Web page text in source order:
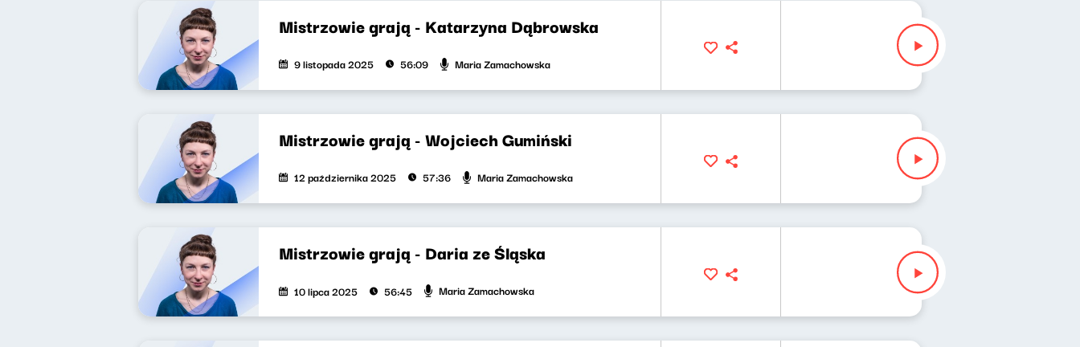
Mistrzowie grają - Katarzyna Dąbrowska
9 listopada 2025 56:09 Maria Zamachowska
Mistrzowie grają - Wojciech Gumiński
12 października 2025 57:36 Maria Zamachowska
Mistrzowie grają - Daria ze Śląska
10 lipca 2025 56:45 Maria Zamachowska